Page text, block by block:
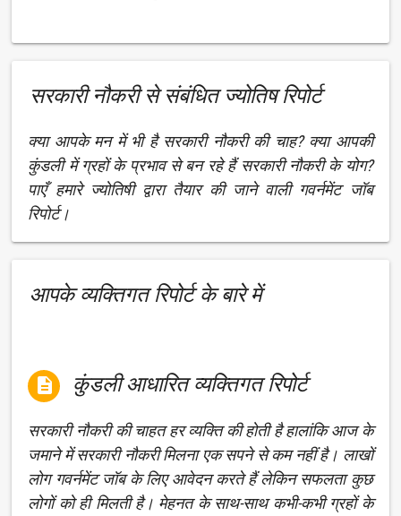
सरकारी नौकरी से संबंधित ज्योतिष रिपोर्ट
क्या आपके मन में भी है सरकारी नौकरी की चाह? क्या आपकी
कुंडली में ग्रहों के प्रभाव से बन रहे हैं सरकारी नौकरी के योग?
पाएँ हमारे ज्योतिषी द्वारा तैयार की जाने वाली गवर्नमेंट जॉब
रिपोर्ट।
आपके व्यक्तिगत रिपोर्ट के बारे में
 कुंडली आधारित व्यक्तिगत रिपोर्ट
सरकारी नौकरी की चाहत हर व्यक्ति की होती है हालांकि आज के
जमाने में सरकारी नौकरी मिलना एक सपने से कम नहीं है। लाखों
लोग गवर्नमेंट जॉब के लिए आवेदन करते हैं लेकिन सफलता कुछ
लोगों को ही मिलती है। मेहनत के साथ-साथ कभी-कभी ग्रहों के